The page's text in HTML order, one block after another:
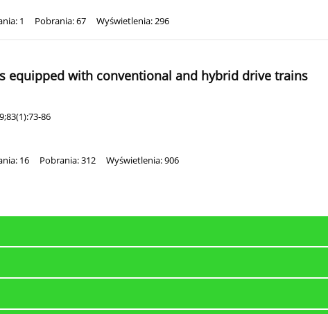
1 Pobrania: 67 Wyświetlenia: 296
equipped with conventional and hybrid drive trains
86
16 Pobrania: 312 Wyświetlenia: 906